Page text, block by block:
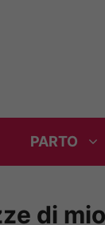
PARTO
di